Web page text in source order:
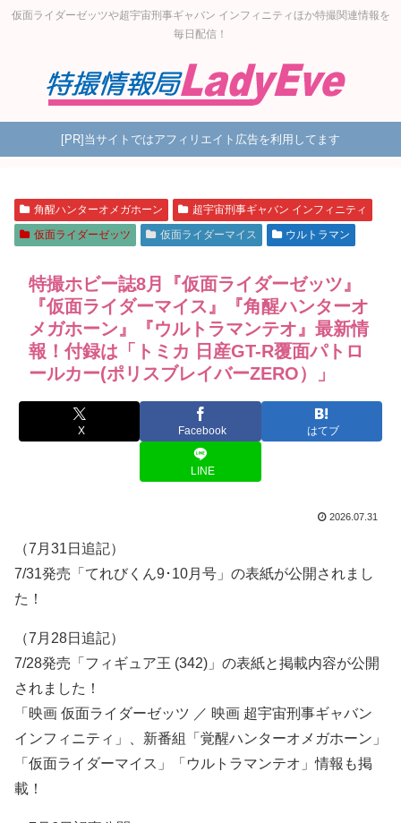
仮面ライダーゼッツや超宇宙刑事ギャバン インフィニティほか特撮関連情報を
毎日配信！
[PR]当サイトではアフィリエイト広告を利用してます
角醒ハンターオメガホーン
超宇宙刑事ギャバン インフィニティ
仮面ライダーゼッツ
仮面ライダーマイス ウルトラマン
特撮ホビー誌8月『仮面ライダーゼッツ』
『仮面ライダーマイス』『角醒ハンターオ
メガホーン』『ウルトラマンテオ』最新情
報！付録は「トミカ 日産GT-R覆面パトロ
ールカー(ポリスブレイバーZERO）」
X Facebook はてブ
LINE
2026.07.31
（7月31日追記）
7/31発売「てれびくん9･10月号」の表紙が公開されまし
た！
（7月28日追記）
7/28発売「フィギュア王 (342)」の表紙と掲載内容が公開
されました！
「映画 仮面ライダーゼッツ ／ 映画 超宇宙刑事ギャバン
インフィニティ」、新番組「覚醒ハンターオメガホーン」
「仮面ライダーマイス」「ウルトラマンテオ」情報も掲
載！